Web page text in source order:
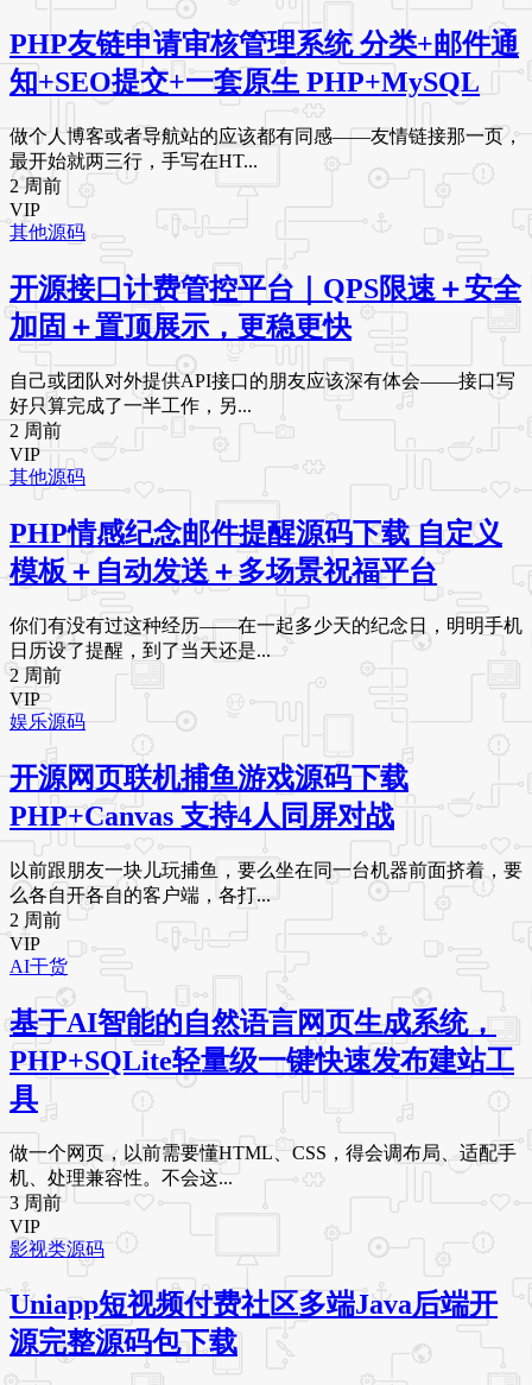
PHP友链申请审核管理系统 分类+邮件通
知+SEO提交+一套原生 PHP+MySQL
做个人博客或者导航站的应该都有同感——友情链接那一页，
最开始就两三行，手写在HT...
2 周前
VIP
其他源码
开源接口计费管控平台｜QPS限速＋安全
加固＋置顶展示，更稳更快
自己或团队对外提供API接口的朋友应该深有体会——接口写
好只算完成了一半工作，另...
2 周前
VIP
其他源码
PHP情感纪念邮件提醒源码下载 自定义
模板＋自动发送＋多场景祝福平台
你们有没有过这种经历——在一起多少天的纪念日，明明手机
日历设了提醒，到了当天还是...
2 周前
VIP
娱乐源码
开源网页联机捕鱼游戏源码下载
PHP+Canvas 支持4人同屏对战
以前跟朋友一块儿玩捕鱼，要么坐在同一台机器前面挤着，要
么各自开各自的客户端，各打...
2 周前
VIP
AI干货
基于AI智能的自然语言网页生成系统，
PHP+SQLite轻量级一键快速发布建站工
具
做一个网页，以前需要懂HTML、CSS，得会调布局、适配手
机、处理兼容性。不会这...
3 周前
VIP
影视类源码
Uniapp短视频付费社区多端Java后端开
源完整源码包下载